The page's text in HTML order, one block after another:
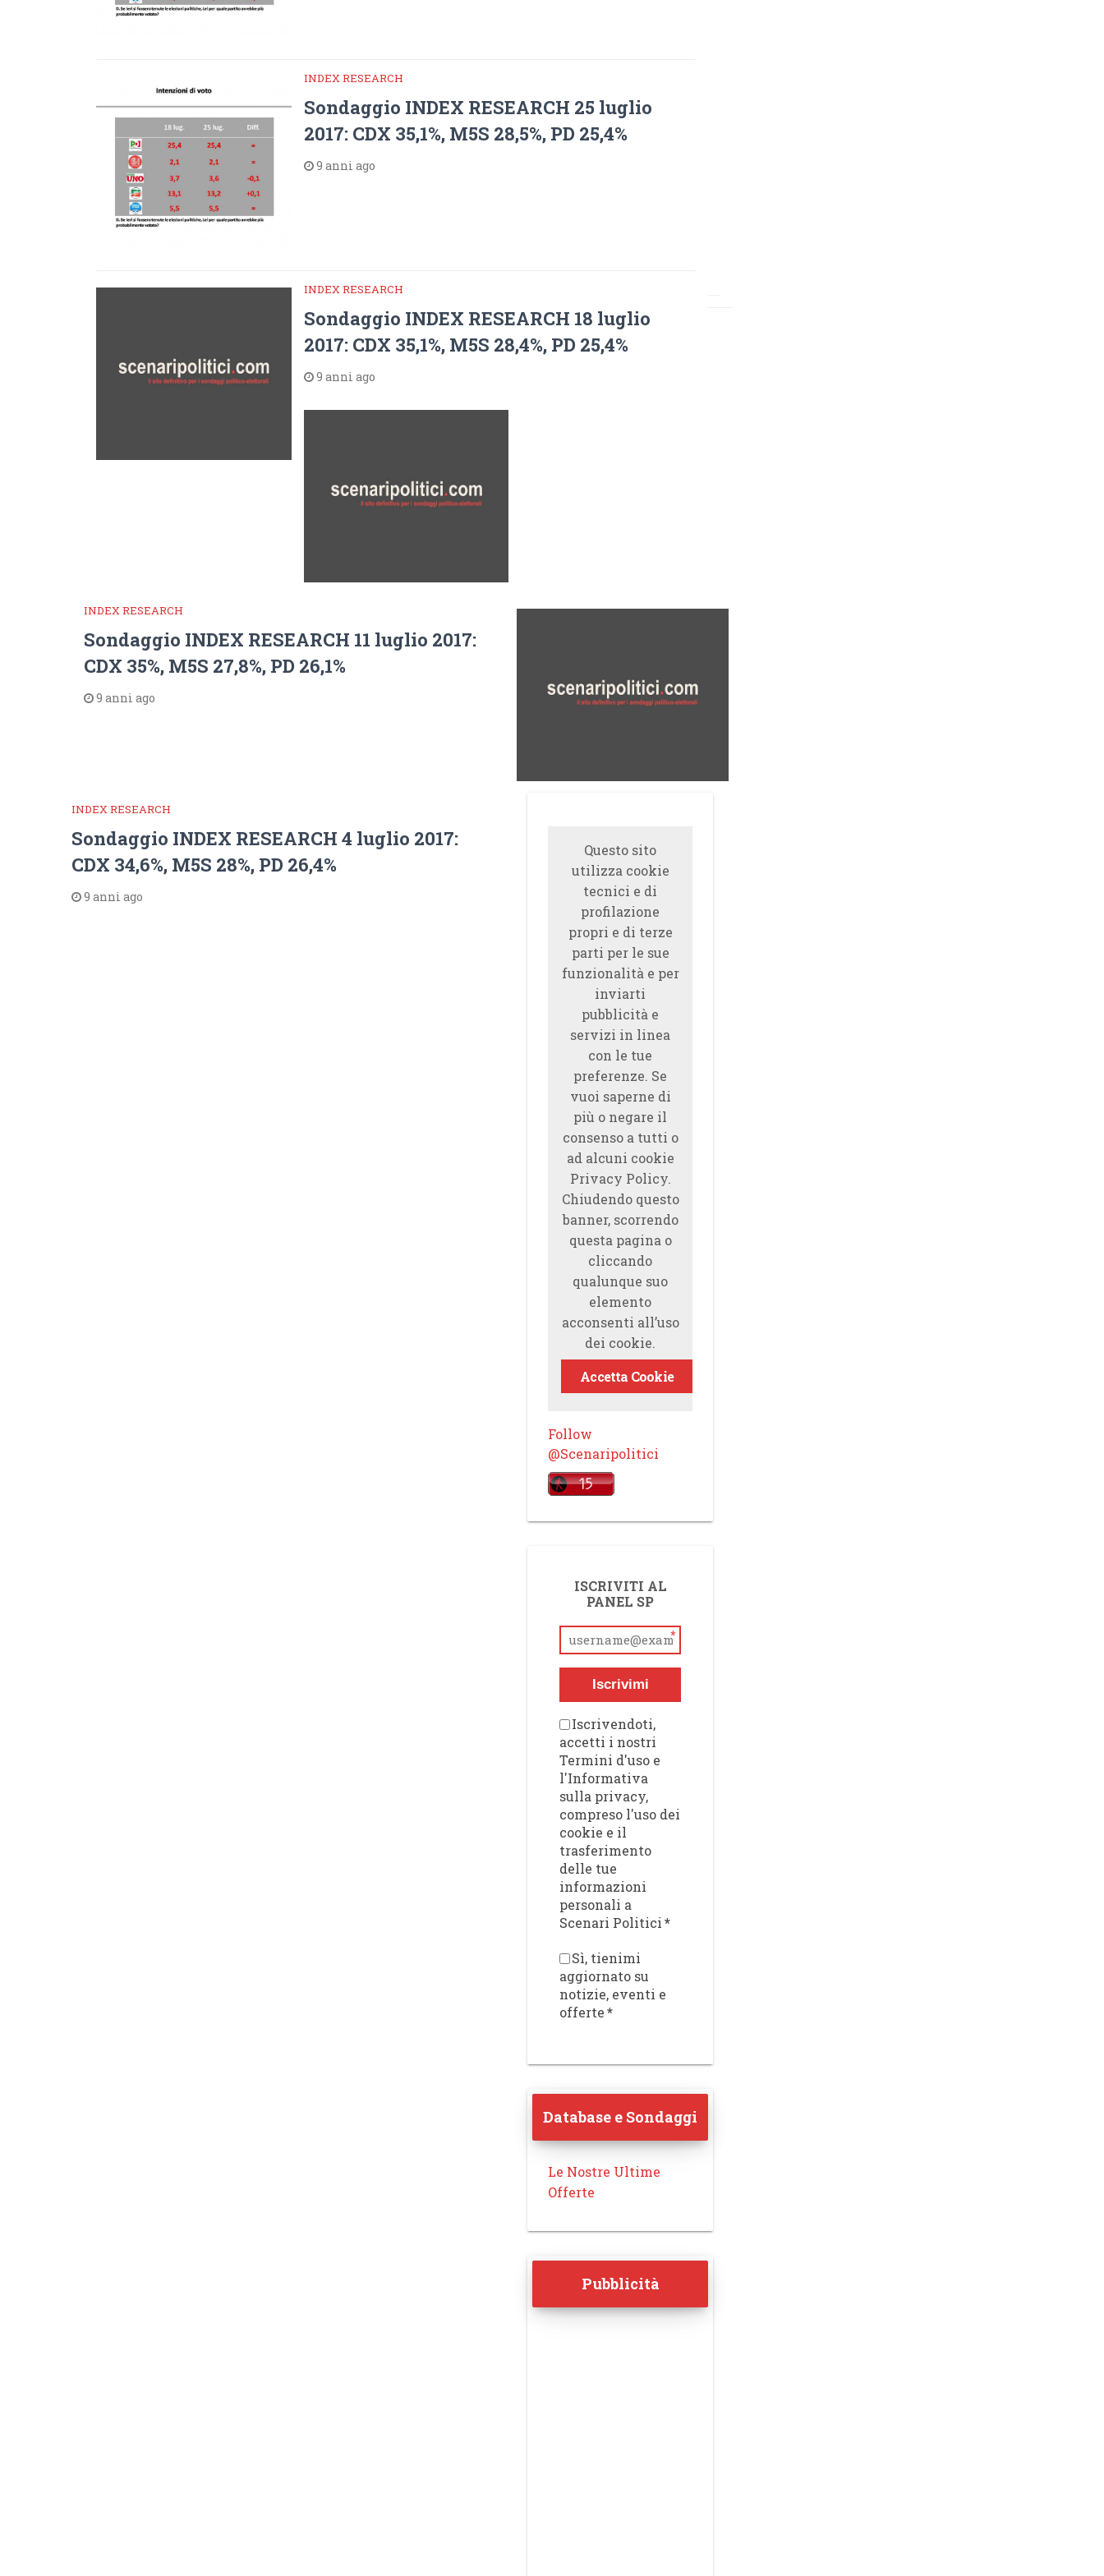
INDEX RESEARCH
Sondaggio INDEX RESEARCH 25 luglio
2017: CDX 35,1%, M5S 28,5%, PD 25,4%
9 anni ago
INDEX RESEARCH
Sondaggio INDEX RESEARCH 18 luglio
2017: CDX 35,1%, M5S 28,4%, PD 25,4%
9 anni ago
INDEX RESEARCH
Sondaggio INDEX RESEARCH 11 luglio 2017:
CDX 35%, M5S 27,8%, PD 26,1%
9 anni ago
INDEX RESEARCH
Sondaggio INDEX RESEARCH 4 luglio 2017:
CDX 34,6%, M5S 28%, PD 26,4%
9 anni ago
Questo sito
utilizza cookie
tecnici e di
profilazione
propri e di terze
parti per le sue
funzionalità e per
inviarti
pubblicità e
servizi in linea
con le tue
preferenze. Se
vuoi saperne di
più o negare il
consenso a tutti o
ad alcuni cookie
Privacy Policy.
Chiudendo questo
banner, scorrendo
questa pagina o
cliccando
qualunque suo
elemento
acconsenti all’uso
dei cookie.
Accetta Cookie
Follow
@Scenaripolitici
ISCRIVITI AL
PANEL SP
*
Iscrivimi
Iscrivendoti,
accetti i nostri
Termini d'uso e
l'Informativa
sulla privacy,
compreso l'uso dei
cookie e il
trasferimento
delle tue
informazioni
personali a
Scenari Politici*
Sì, tienimi
aggiornato su
notizie, eventi e
offerte*
Database e Sondaggi
Le Nostre Ultime
Offerte
Pubblicità